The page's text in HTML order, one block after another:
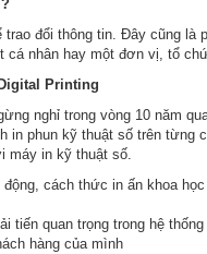
đổi thông tin. Đây cũng là
cá nhân hay một đơn vị, tổ
Printing
nghỉ trong vòng 10 năm
in phun kỹ thuật số trên
máy in kỹ thuật số.
động, cách thức in ấn khoa
tiến quan trọng trong hệ
hàng của mình